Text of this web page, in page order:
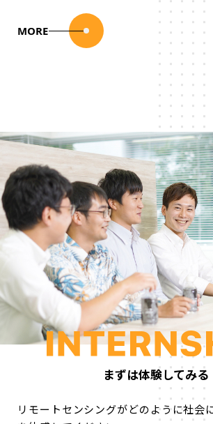
MORE
まずは体験してみる
リモートセンシングがどのように社会